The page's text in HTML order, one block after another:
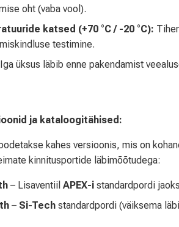
oht (vaba vool).
katsed (+70 °C / -20 °C):
testimine.
Iga üksus läbib enne pakendamist
ja kataloogitähised:
kahes versioonis, mis on
kinnitusportide läbimõõtudega:
– Lisaventiil APEX-i standardpordi
– Si-Tech standardpordi (väiksema